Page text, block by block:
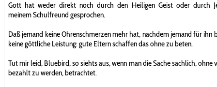
Gott hat weder direkt noch durch den Heiligen Geist oder durch
meinem Schulfreund gesprochen.
Daß jemand keine Ohrenschmerzen mehr hat, nachdem jemand für ihn
keine göttliche Leistung: gute Eltern schaffen das ohne zu beten.
Tut mir leid, Bluebird, so siehts aus, wenn man die Sache sachlich, ohne
bezahlt zu werden, betrachtet.